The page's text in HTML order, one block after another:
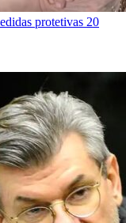
protetivas 20